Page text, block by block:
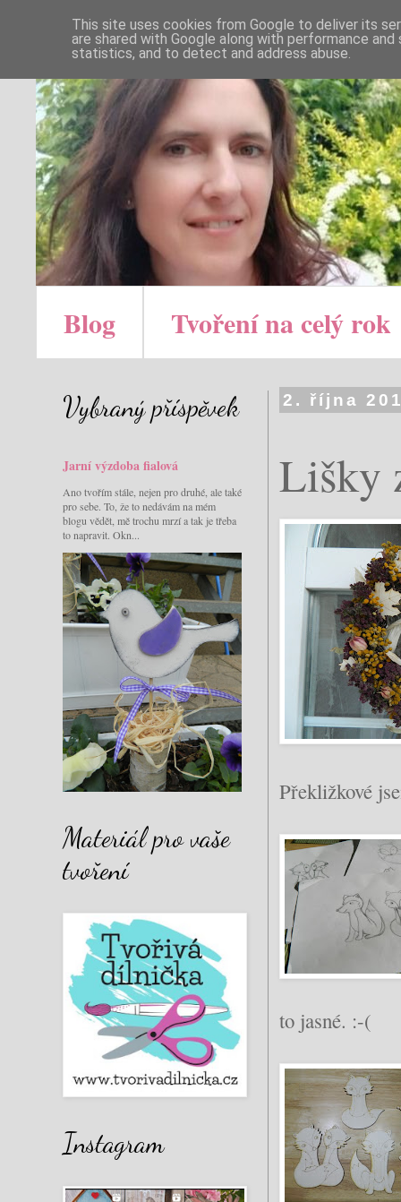
Blog Tvoření na celý rok
2. října
Lišky
Překližkové
to jasné. :-(
Vybraný příspěvek
Jarní výzdoba fialová
Ano tvořím stále, nejen pro druhé, ale také
pro sebe. To, že to nedávám na mém
blogu vědět, mě trochu mrzí a tak je třeba
to napravit. Okn...
Materiál pro vaše
tvoření
Instagram
This site uses cookies from Google to deliver its
are shared with Google along with performance
statistics, and to detect and address abuse.